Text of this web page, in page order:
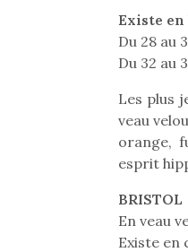
Existe
Du 28 au
Du 32 au
Les plus
veau
orange,
esprit
BRISTOL
En veau
Existe en